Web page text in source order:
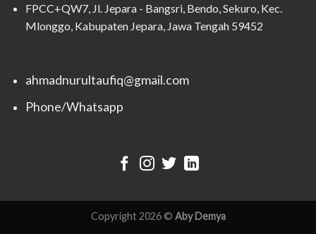
FPCC+QW7, Jl. Jepara - Bangsri, Bendo, Sekuro, Kec.
Mlonggo, Kabupaten Jepara, Jawa Tengah 59452
ahmadnurultaufiq@gmail.com
Phone/Whatsapp
Copyright 2026 © Aby Demya